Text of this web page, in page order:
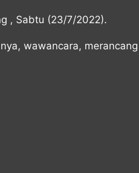
, Sabtu (23/7/2022).
wawancara, merancang